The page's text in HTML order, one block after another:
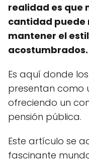
realidad es que
cantidad puede
mantener el
acostumbrados.
Es aquí donde
presentan como
ofreciendo un
pensión pública.
Este artículo se
fascinante